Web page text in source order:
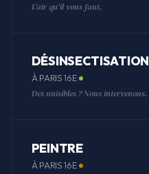
L'air qu'il vous faut.
DÉSINSECTISATION
À PARIS 16E
Des nuisibles ? Nous intervenons.
PEINTRE
À PARIS 16E